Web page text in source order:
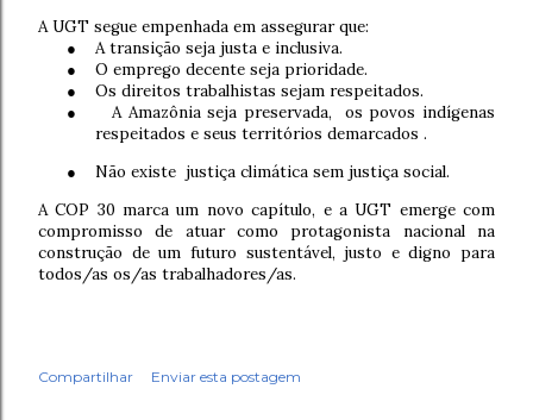
A UGT segue empenhada em assegurar que:
●
A transição seja justa e inclusiva.
●
O emprego decente seja prioridade.
●
Os direitos trabalhistas sejam respeitados.
●
A Amazônia seja preservada, os povos indígenas
respeitados e seus territórios demarcados .
●
Não existe justiça climática sem justiça social.
A COP 30 marca um novo capítulo, e a UGT emerge com
compromisso de atuar como protagonista nacional na
construção de um futuro sustentável, justo e digno para
todos/as os/as trabalhadores/as.
Compartilhar Enviar esta postagem